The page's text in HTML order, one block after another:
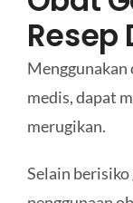
Resep
Menggunakan
medis, dapat
merugikan.
Selain